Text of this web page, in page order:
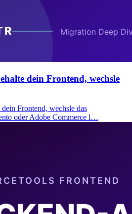
dein Frontend, wechsle
Frontend, wechsle das
oder Adobe Commerce l…